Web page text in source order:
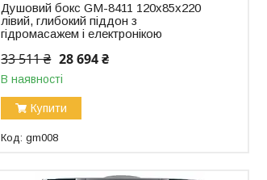
Душовий бокс GM-8411 120x85x220
лівий, глибокий піддон з
гідромасажем і електронікою
33 511 ₴ 28 694 ₴
В наявності
Купити
gm008